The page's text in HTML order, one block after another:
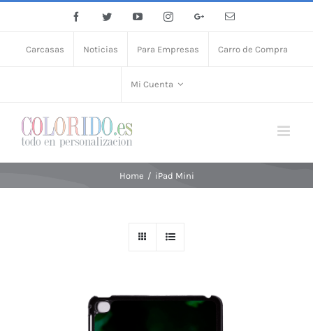
FacebookTwitter YouTubeInstagramGoogle+Email
Carcasas Noticias Para Empresas Carro de Compra
Mi Cuenta
Home / iPad Mini